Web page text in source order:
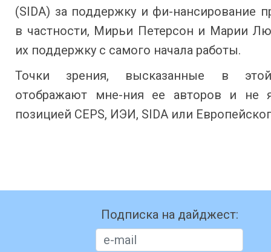
(SIDA) за поддержку и фи-нансирование
в частности, Мирьи Петерсон и Марии
их поддержку с самого начала работы.
Точки зрения, высказанные в
отображают мне-ния ее авторов и не
позицией CEPS, ИЭИ, SIDA или
Подписка на дайджест: